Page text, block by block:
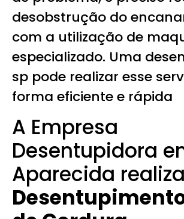
desobstrução do
com a utilização de
especializado. Uma
sp pode realizar esse
forma eficiente e rápida
A Empresa
Desentupidora
Aparecida